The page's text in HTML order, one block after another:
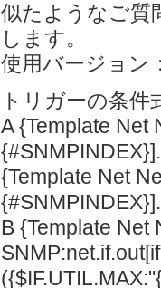
似たようなご質
します。
使用バージョン
トリガーの条件
A {Template Net
{Template Net
B {Template Net